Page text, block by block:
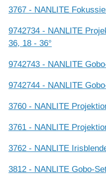
3767 - NANLITE
9742734 - NANLITE
36, 18 - 36°
9742743 - NANLITE
9742744 - NANLITE
3760 - NANLITE
3761 - NANLITE
3762 - NANLITE
3812 - NANLITE Gobo-